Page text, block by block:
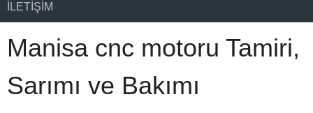
İLETIŞIM
Manisa cnc motoru Tamiri,
Sarımı ve Bakımı